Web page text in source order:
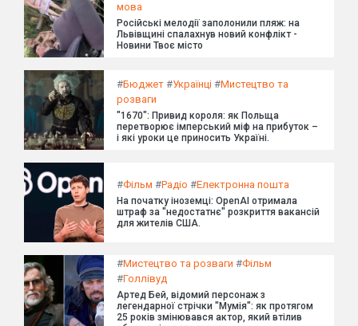
мова
Російські мелодії заполонили пляж: на
Львівщині спалахнув новий конфлікт -
Новини Твоє місто
#Бюджет #Українці #Мистецтво та
розваги
"1670": Привид короля: як Польща
перетворює імперський міф на прибуток –
і які уроки це приносить Україні.
#Фільм #Радіо #Електронна пошта
На початку іноземці: OpenAI отримала
штраф за "недостатнє" розкриття вакансій
для жителів США.
#Мистецтво та розваги #Фільм
#Голлівуд
Артед Бей, відомий персонаж з
легендарної стрічки "Мумія": як протягом
25 років змінювався актор, який втілив